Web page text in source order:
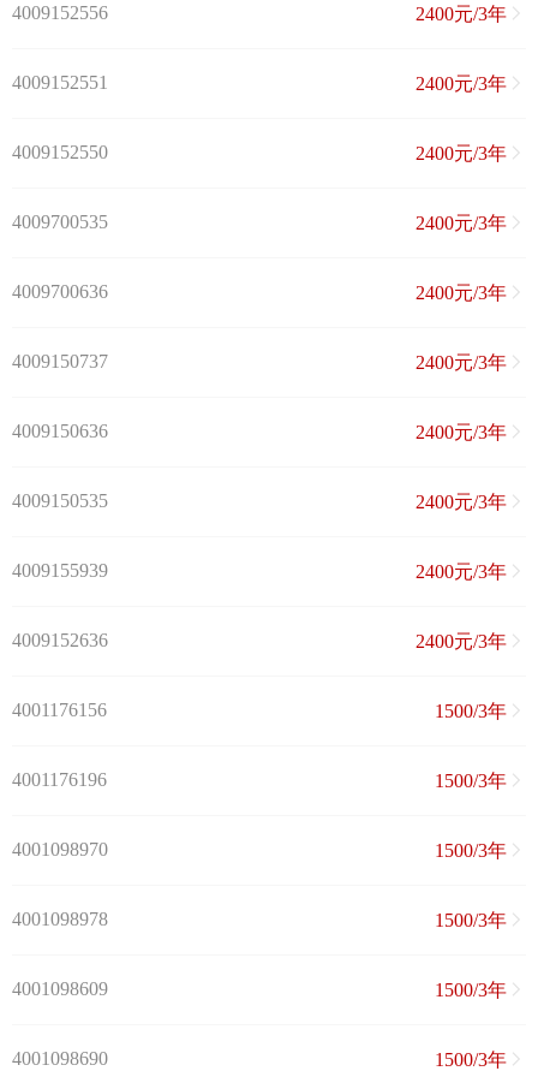
4009152556 2400元/3年
4009152551 2400元/3年
4009152550 2400元/3年
4009700535 2400元/3年
4009700636 2400元/3年
4009150737 2400元/3年
4009150636 2400元/3年
4009150535 2400元/3年
4009155939 2400元/3年
4009152636 2400元/3年
4001176156 1500/3年
4001176196 1500/3年
4001098970 1500/3年
4001098978 1500/3年
4001098609 1500/3年
4001098690 1500/3年